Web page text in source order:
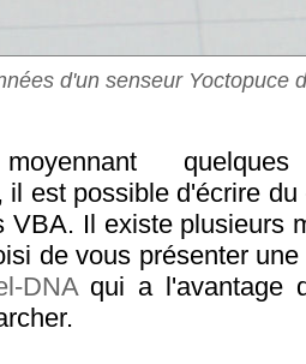
d'un senseur Yoctopuce
moyennant
il est possible d'écrire
VBA. Il existe plusieurs
de vous présenter
DNAqui a l'avantage